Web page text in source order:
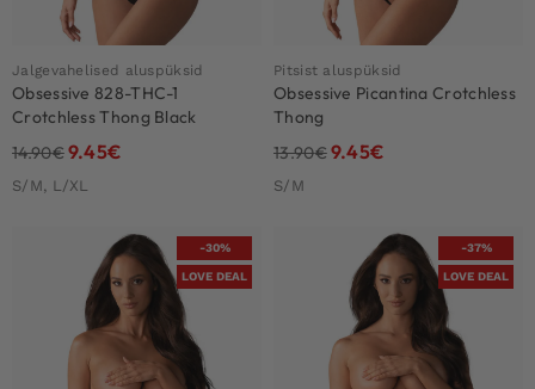
Jalgevahelised aluspüksid
Obsessive 828-THC-1
Crotchless Thong Black
14.90€9.45€
S/M, L/XL
Pitsist aluspüksid
Obsessive Picantina Crotchless
Thong
13.90€9.45€
S/M
-30%
LOVE DEAL
-37%
LOVE DEAL